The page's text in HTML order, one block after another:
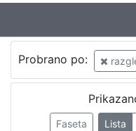
Jezik
hrvatski
Probrano po:
Faseta Lista